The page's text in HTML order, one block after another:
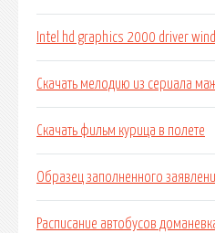
Intel hd graphics 2000 driver
Скачать мелодию из сериала
Скачать фильм курица в полете
Образец заполненного
Расписание автобусов